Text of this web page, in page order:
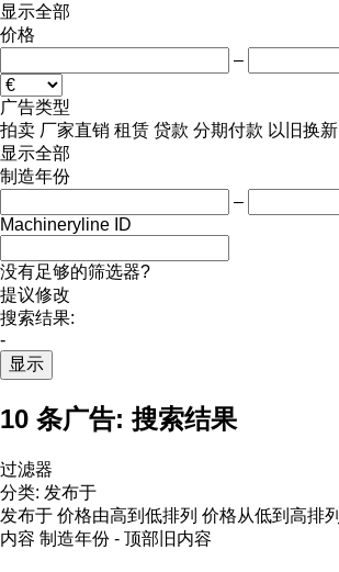
显示全部
价格
–
广告类型
拍卖 厂家直销 租赁 贷款 分期付款 以旧换新
显示全部
制造年份
–
Machineryline ID
没有足够的筛选器?
提议修改
搜索结果:
-
显示
10 条广告:搜索结果
过滤器
分类: 发布于
发布于 价格由高到低排列 价格从低到高排列
内容 制造年份 - 顶部旧内容